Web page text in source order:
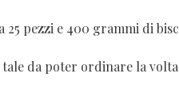
25 pezzi e 400 grammi di
da poter ordinare la volta